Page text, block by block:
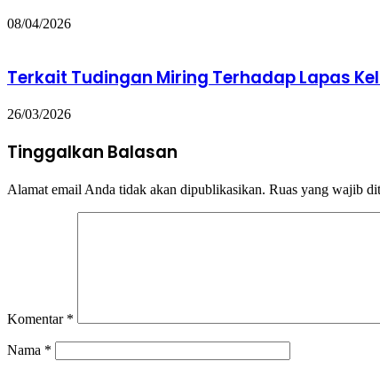
08/04/2026
Terkait Tudingan Miring Terhadap Lapas
26/03/2026
Tinggalkan Balasan
Alamat email Anda tidak akan dipublikasikan. Ruas yang wajib
Komentar *
Nama *